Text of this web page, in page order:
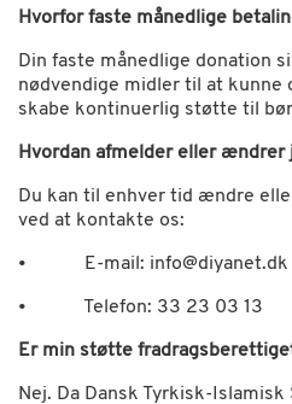
Hvorfor faste månedlige
Din faste månedlige donation
nødvendige midler til at
skabe kontinuerlig støtte til
Hvordan afmelder eller
Du kan til enhver tid ændre
ved at kontakte os:
• E-mail: info@diyanet.dk
• Telefon: 33 23 03 13
Er min støtte
Nej. Da Dansk Tyrkisk-